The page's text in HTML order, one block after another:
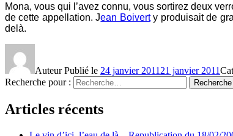
Mona, vous qui l’avez connu, vous sortirez deux
de cette appellation. Jean Boiverty produisait de
delà.
AuteurPublié le 24 janvier 2011 21 janvier 2011
Recherche pour :
Recherche
Articles récents